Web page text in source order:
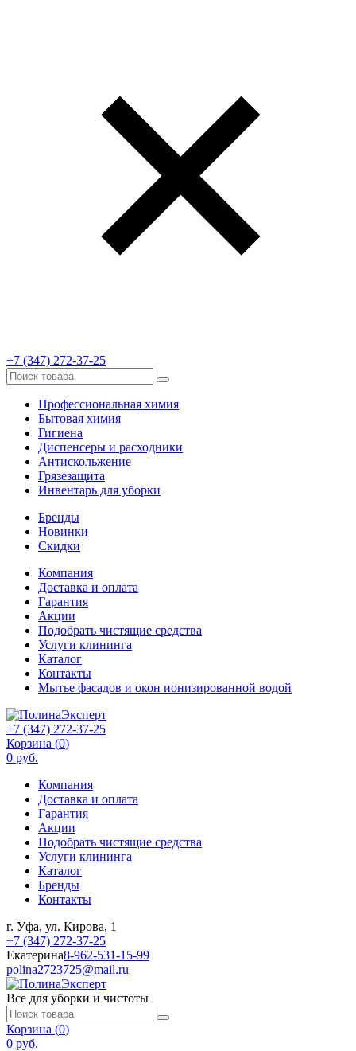
+7 (347) 272-37-25
Профессиональная химия
Бытовая химия
Гигиена
Диспенсеры и расходники
Антискольжение
Грязезащита
Инвентарь для уборки
Бренды
Новинки
Скидки
Компания
Доставка и оплата
Гарантия
Акции
Подобрать чистящие средства
Услуги клининга
Каталог
Контакты
Мытье фасадов и окон ионизированной водой
+7 (347) 272-37-25
Корзина (0)
0 руб.
Компания
Доставка и оплата
Гарантия
Акции
Подобрать чистящие средства
Услуги клининга
Каталог
Бренды
Контакты
г. Уфа, ул. Кирова, 1
+7 (347) 272-37-25
Екатерина8-962-531-15-99
polina2723725@mail.ru
Все для уборки и чистоты
Корзина (0)
0 руб.